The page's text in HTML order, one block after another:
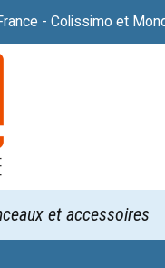
- Colissimo et
et accessoires